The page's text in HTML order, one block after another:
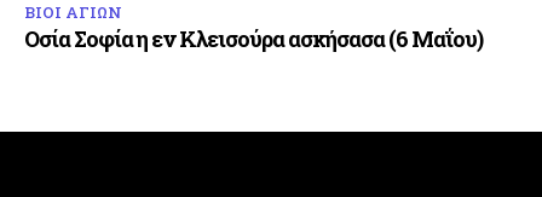
ΒΙΟΙ ΑΓΙΩΝ
Οσία Σοφία η εν Κλεισούρα ασκήσασα (6 Μαΐου)